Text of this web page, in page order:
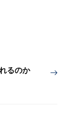
るのか